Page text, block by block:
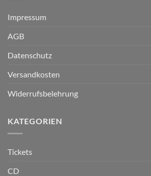
Impressum
AGB
Datenschutz
Versandkosten
Widerrufsbelehrung
KATEGORIEN
Tickets
CD